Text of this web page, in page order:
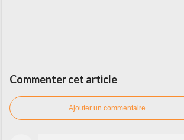
Commenter cet article
Ajouter un commentaire